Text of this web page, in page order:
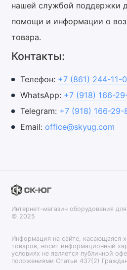
нашей службой поддержки
помощи и информации о
товара.
Контакты:
Телефон: +7 (861) 244-11-
WhatsApp: +7 (918) 166-
Telegram: +7 (918) 166-29-
Email: оffice@skyug.com
Интернет-магазин оборудования
© 2025
Информация на сайте, касающаяся
товаров, носит информационный
условиях не является публичной
положениями Статьи 437(2)